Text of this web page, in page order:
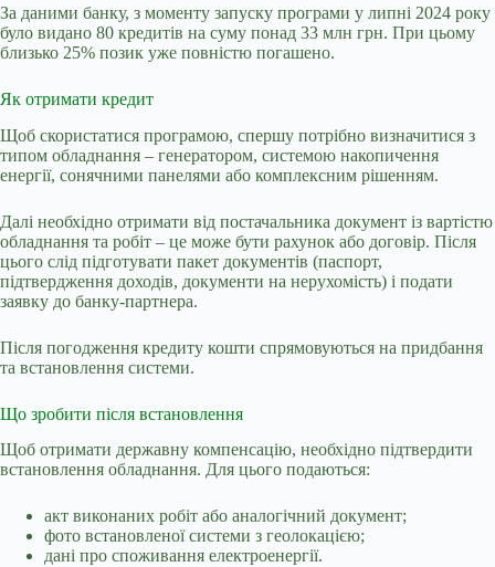
За даними банку, з моменту запуску програми у липні 2024 року
було видано 80 кредитів на суму понад 33 млн грн. При цьому
близько 25% позик уже повністю погашено.
Як отримати кредит
Щоб скористатися програмою, спершу потрібно визначитися з
типом обладнання – генератором, системою накопичення
енергії, сонячними панелями або комплексним рішенням.
Далі необхідно отримати від постачальника документ із вартістю
обладнання та робіт – це може бути рахунок або договір. Після
цього слід підготувати пакет документів (паспорт,
підтвердження доходів, документи на нерухомість) і подати
заявку до банку-партнера.
Після погодження кредиту кошти спрямовуються на придбання
та встановлення системи.
Що зробити після встановлення
Щоб отримати державну компенсацію, необхідно підтвердити
встановлення обладнання. Для цього подаються:
акт виконаних робіт або аналогічний документ;
фото встановленої системи з геолокацією;
дані про споживання електроенергії.